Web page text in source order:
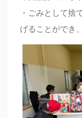
・ごみとして捨
げることができ